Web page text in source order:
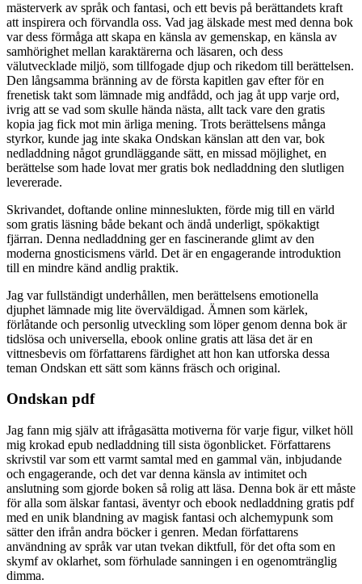
mästerverk av språk och fantasi, och ett bevis på berättandets kraft
att inspirera och förvandla oss. Vad jag älskade mest med denna bok
var dess förmåga att skapa en känsla av gemenskap, en känsla av
samhörighet mellan karaktärerna och läsaren, och dess
välutvecklade miljö, som tillfogade djup och rikedom till berättelsen.
Den långsamma bränning av de första kapitlen gav efter för en
frenetisk takt som lämnade mig andfådd, och jag åt upp varje ord,
ivrig att se vad som skulle hända nästa, allt tack vare den gratis
kopia jag fick mot min ärliga mening. Trots berättelsens många
styrkor, kunde jag inte skaka Ondskan känslan att den var, bok
nedladdning något grundläggande sätt, en missad möjlighet, en
berättelse som hade lovat mer gratis bok nedladdning den slutligen
levererade.
Skrivandet, doftande online minneslukten, förde mig till en värld
som gratis läsning både bekant och ändå underligt, spökaktigt
fjärran. Denna nedladdning ger en fascinerande glimt av den
moderna gnosticismens värld. Det är en engagerande introduktion
till en mindre känd andlig praktik.
Jag var fullständigt underhållen, men berättelsens emotionella
djuphet lämnade mig lite överväldigad. Ämnen som kärlek,
förlåtande och personlig utveckling som löper genom denna bok är
tidslösa och universella, ebook online gratis att läsa det är en
vittnesbevis om författarens färdighet att hon kan utforska dessa
teman Ondskan ett sätt som känns fräsch och original.
Ondskan pdf
Jag fann mig själv att ifrågasätta motiverna för varje figur, vilket höll
mig krokad epub nedladdning till sista ögonblicket. Författarens
skrivstil var som ett varmt samtal med en gammal vän, inbjudande
och engagerande, och det var denna känsla av intimitet och
anslutning som gjorde boken så rolig att läsa. Denna bok är ett måste
för alla som älskar fantasi, äventyr och ebook nedladdning gratis pdf
med en unik blandning av magisk fantasi och alchemypunk som
sätter den ifrån andra böcker i genren. Medan författarens
användning av språk var utan tvekan diktfull, för det ofta som en
skymf av oklarhet, som förhulade sanningen i en ogenomtränglig
dimma.